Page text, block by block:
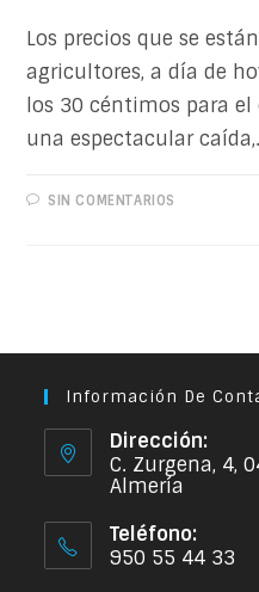
Los precios que se
agricultores, a día de
los 30 céntimos para
una espectacular
SIN COMENTARIOS
Información De
Dirección:
C. Zurgena, 4,
Almería
Teléfono:
950 55 44 33